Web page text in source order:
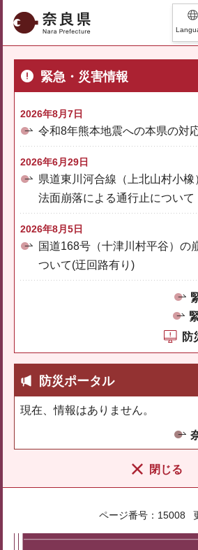
奈良県
緊急・災害情報
2026年8月7日
令和8年熊本地震への本県の対
2026年6月29日
県道東川河合線（上北山村小
法面崩落による通行止について
2026年8月5日
国道168号（十津川村平谷）の
ついて(迂回路有り)
防
防災ポータル
現在、情報はありません。
閉じる
ページ番号：15008